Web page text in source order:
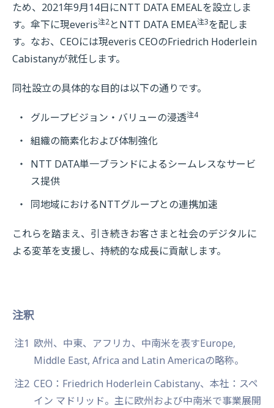
ため、2021年9月14日にNTT DATA EMEALを設立しま
す。傘下に現everis注2とNTT DATA EMEA注3を配しま
す。なお、CEOには現everis CEOのFriedrich Hoderlein
Cabistanyが就任します。
同社設立の具体的な目的は以下の通りです。
グループビジョン・バリューの浸透注4
組織の簡素化および体制強化
NTT DATA単一ブランドによるシームレスなサービ
ス提供
同地域におけるNTTグループとの連携加速
これらを踏まえ、引き続きお客さまと社会のデジタルに
よる変革を支援し、持続的な成長に貢献します。
注釈
注1 欧州、中東、アフリカ、中南米を表すEurope,
Middle East, Africa and Latin Americaの略称。
注2 CEO：Friedrich Hoderlein Cabistany、本社：スペ
イン マドリッド。主に欧州および中南米で事業展開